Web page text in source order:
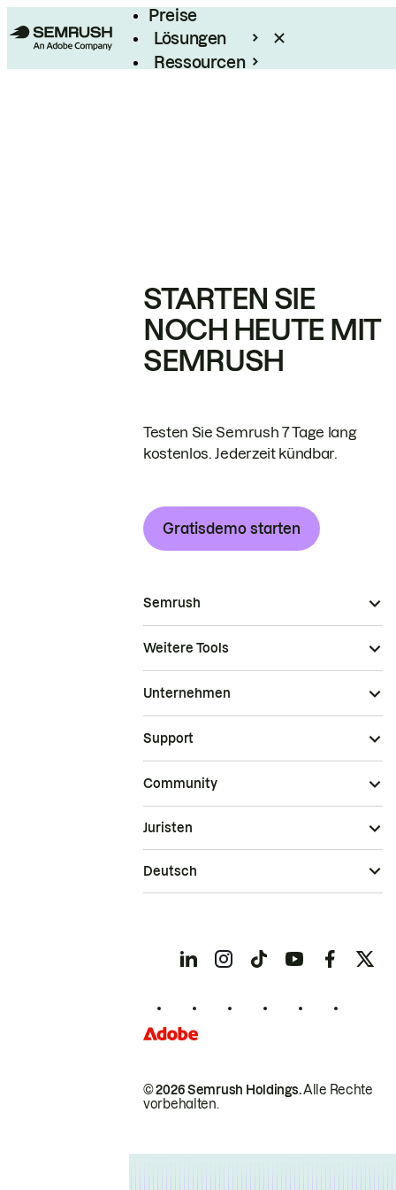
Preise
Lösungen
Ressourcen
STARTEN SIE
NOCH HEUTE MIT
SEMRUSH
Testen Sie Semrush 7 Tage lang
kostenlos. Jederzeit kündbar.
Gratisdemo starten
Semrush
Weitere Tools
Unternehmen
Support
Community
© 2026 Semrush Holdings.Alle Rechte
vorbehalten.
Juristen
Deutsch